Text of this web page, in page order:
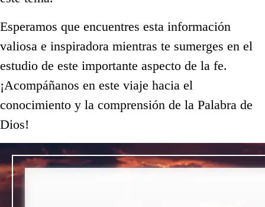
Esperamos que encuentres esta información
valiosa e inspiradora mientras te sumerges en el
estudio de este importante aspecto de la fe.
¡Acompáñanos en este viaje hacia el
conocimiento y la comprensión de la Palabra de
Dios!